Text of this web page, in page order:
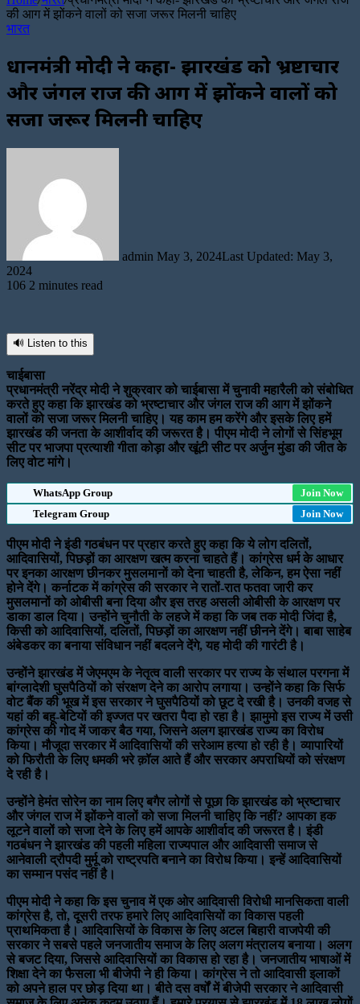
की आग में झोंकने वालों को सजा जरूर मिलनी चाहिए
भारत
प्रधानमंत्री मोदी ने कहा- झारखंड को भ्रष्टाचार
और जंगल राज की आग में झोंकने वालों को
सजा जरूर मिलनी चाहिए
admin May 3, 2024Last Updated: May 3,
2024
106 2 minutes read
🔊 Listen to this
चाईबासा
प्रधानमंत्री नरेंद्र मोदी ने शुक्रवार को चाईबासा में चुनावी महारैली को संबोधित
करते हुए कहा कि झारखंड को भ्रष्टाचार और जंगल राज की आग में झोंकने
वालों को सजा जरूर मिलनी चाहिए। यह काम हम करेंगे और इसके लिए हमें
झारखंड की जनता के आशीर्वाद की जरूरत है। पीएम मोदी ने लोगों से सिंहभूम
सीट पर भाजपा प्रत्याशी गीता कोड़ा और खूंटी सीट पर अर्जुन मुंडा की जीत के
लिए वोट मांगे।
WhatsApp Group
Join Now
Telegram Group
Join Now
पीएम मोदी ने इंडी गठबंधन पर प्रहार करते हुए कहा कि ये लोग दलितों,
आदिवासियों, पिछड़ों का आरक्षण खत्म करना चाहते हैं। कांग्रेस धर्म के आधार
पर इनका आरक्षण छीनकर मुसलमानों को देना चाहती है, लेकिन, हम ऐसा नहीं
होने देंगे। कर्नाटक में कांग्रेस की सरकार ने रातों-रात फतवा जारी कर
मुसलमानों को ओबीसी बना दिया और इस तरह असली ओबीसी के आरक्षण पर
डाका डाल दिया। उन्होंने चुनौती के लहजे में कहा कि जब तक मोदी जिंदा है,
किसी को आदिवासियों, दलितों, पिछड़ों का आरक्षण नहीं छीनने देंगे। बाबा साहेब
अंबेडकर का बनाया संविधान नहीं बदलने देंगे, यह मोदी की गारंटी है।
उन्होंने झारखंड में जेएमएम के नेतृत्व वाली सरकार पर राज्य के संथाल परगना में
बांग्लादेशी घुसपैठियों को संरक्षण देने का आरोप लगाया। उन्होंने कहा कि सिर्फ
वोट बैंक की भूख में इस सरकार ने घुसपैठियों को छूट दे रखी है। उनकी वजह से
यहां की बहू-बेटियों की इज्जत पर खतरा पैदा हो रहा है। झामुमो इस राज्य में उसी
कांग्रेस की गोद में जाकर बैठ गया, जिसने अलग झारखंड राज्य का विरोध
किया। मौजूदा सरकार में आदिवासियों की सरेआम हत्या हो रही है। व्यापारियों
को फिरौती के लिए धमकी भरे क़ॉल आते हैं और सरकार अपराधियों को संरक्षण
दे रही है।
उन्होंने हेमंत सोरेन का नाम लिए बगैर लोगों से पूछा कि झारखंड को भ्रष्टाचार
और जंगल राज में झोंकने वालों को सजा मिलनी चाहिए कि नहीं? आपका हक
लूटने वालों को सजा देने के लिए हमें आपके आशीर्वाद की जरूरत है। इंडी
गठबंधन ने झारखंड की पहली महिला राज्यपाल और आदिवासी समाज से
आनेवाली द्रौपदी मुर्मू को राष्ट्रपति बनाने का विरोध किया। इन्हें आदिवासियों
का सम्मान पसंद नहीं है।
पीएम मोदी ने कहा कि इस चुनाव में एक ओर आदिवासी विरोधी मानसिकता वाली
कांग्रेस है, तो, दूसरी तरफ हमारे लिए आदिवासियों का विकास पहली
प्राथमिकता है। आदिवासियों के विकास के लिए अटल बिहारी वाजपेयी की
सरकार ने सबसे पहले जनजातीय समाज के लिए अलग मंत्रालय बनाया। अलग
से बजट दिया, जिससे आदिवासियों का विकास हो रहा है। जनजातीय भाषाओं में
शिक्षा देने का फैसला भी बीजेपी ने ही किया। कांग्रेस ने तो आदिवासी इलाकों
को अपने हाल पर छोड़ दिया था। बीते दस वर्षों में बीजेपी सरकार ने आदिवासी